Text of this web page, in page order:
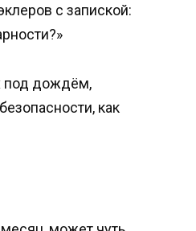
с запиской:
под дождём,
как